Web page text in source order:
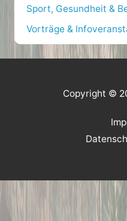
Sport, Gesundheit &
Vorträge &
Copyright ©